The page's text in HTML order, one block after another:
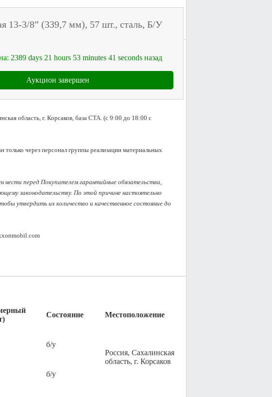
13-3/8” (339,7 мм), 57 шт., сталь, Б/У
2389 days 21 hours 53 minutes 41 seconds назад
Аукцион завершен
область, г. Корсаков, база СТА. (с 9:00 до 18:00 с
через персонал группы реализации материальных
нести перед Покупателем гарантийные обязательства,
законодательству. По этой причине настоятельно
утвердить их количество и качественное состояние до
Состояние Местоположение
б/у
Россия, Сахалинская
область, г. Корсаков
б/у